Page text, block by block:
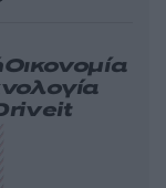
Οικονομία